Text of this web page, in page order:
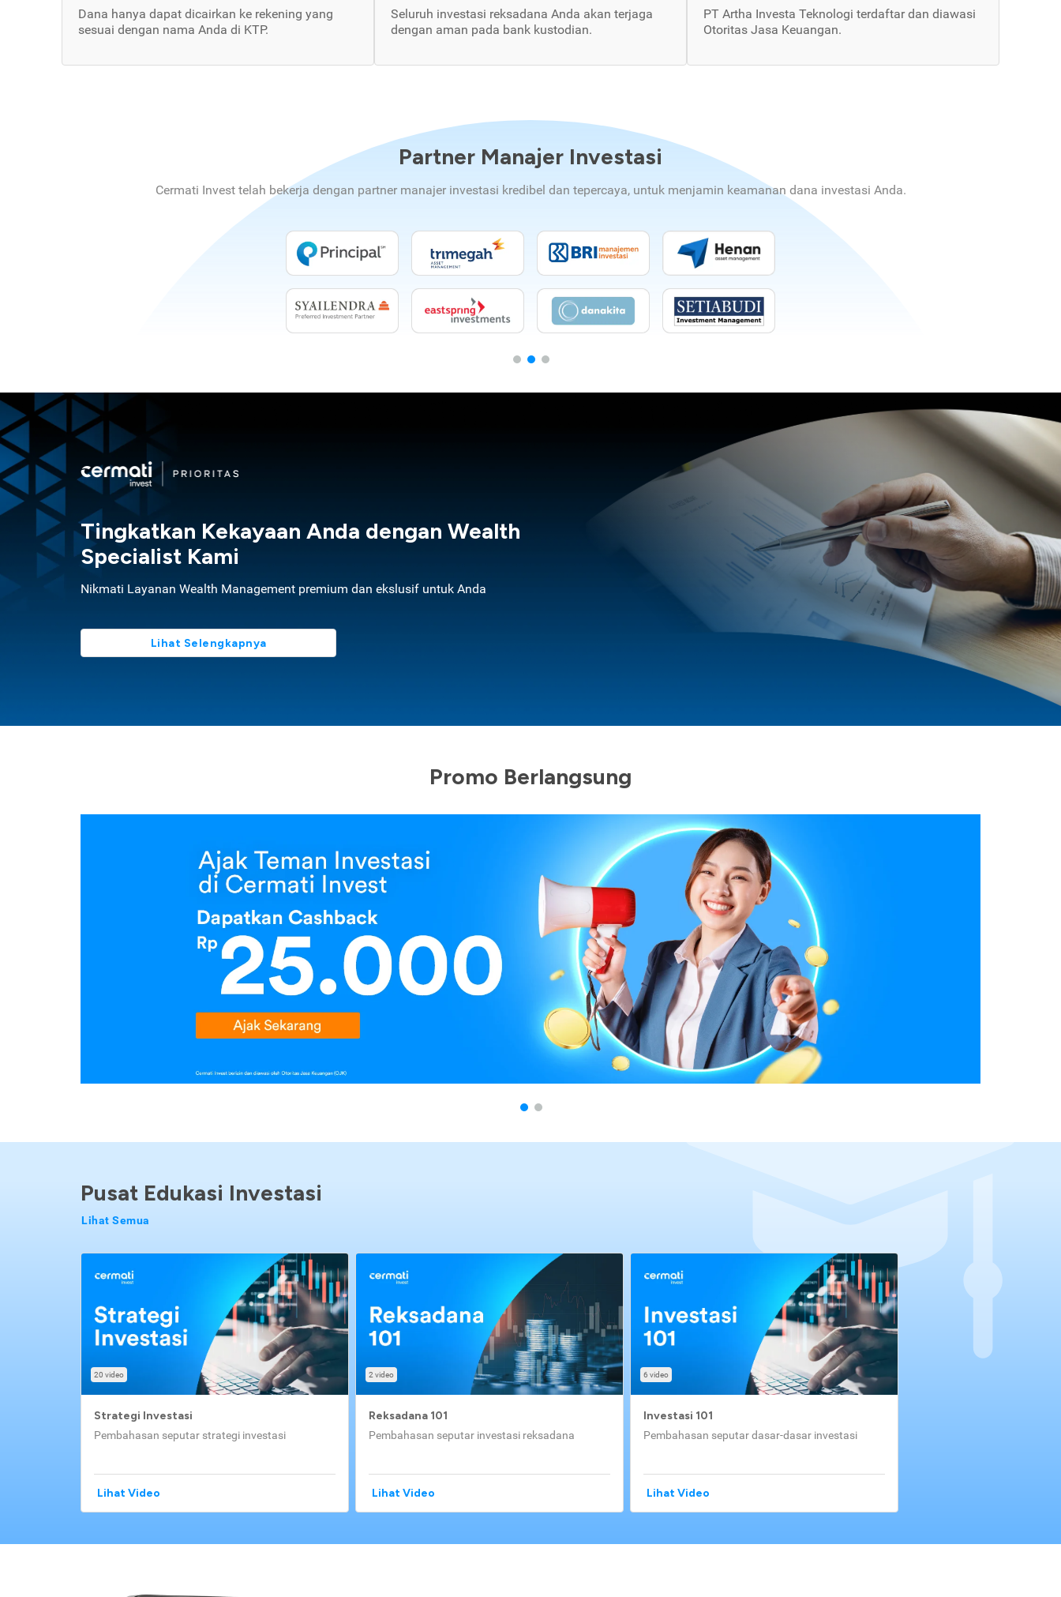
Dana hanya dapat dicairkan ke rekening yang
sesuai dengan nama Anda di KTP.
Seluruh investasi reksadana Anda akan terjaga
dengan aman pada bank kustodian.
PT Artha Investa Teknologi terdaftar dan diawasi
Otoritas Jasa Keuangan.
Partner Manajer Investasi
Cermati Invest telah bekerja dengan partner manajer investasi kredibel dan tepercaya, untuk menjamin keamanan dana investasi Anda.
Tingkatkan Kekayaan Anda dengan Wealth
Specialist Kami
Nikmati Layanan Wealth Management premium dan ekslusif untuk Anda
Lihat Selengkapnya
Promo Berlangsung
Pusat Edukasi Investasi
Lihat Semua
20 video
Strategi Investasi
Pembahasan seputar strategi investasi
Lihat Video
2 video
Reksadana 101
Pembahasan seputar investasi reksadana
Lihat Video
6 video
Investasi 101
Pembahasan seputar dasar-dasar investasi
Lihat Video